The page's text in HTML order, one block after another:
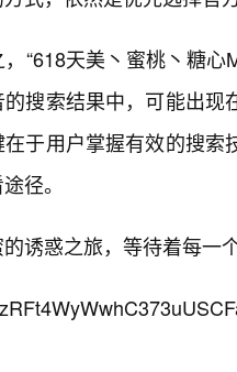
“618天美丶蜜桃丶糖
搜索结果中，可能出
于用户掌握有效的搜
径。
诱惑之旅，等待着每一